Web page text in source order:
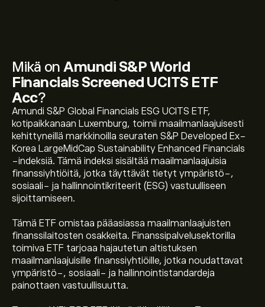
Mikä on Amundi S&P World
Financials Screened UCITS ETF
Acc?
Amundi S&P Global Financials ESG UCITS ETF,
kotipaikkanaan Luxemburg, toimii maailmanlaajuisesti
kehittyneillä markkinoilla seuraten S&P Developed Ex-
Korea LargeMidCap Sustainability Enhanced Financials
-indeksiä. Tämä indeksi sisältää maailmanlaajuisia
finanssiyhtiöitä, jotka täyttävät tietyt ympäristö-,
sosiaali- ja hallinnointikriteerit (ESG) vastuulliseen
sijoittamiseen.
Tämä ETF omistaa pääasiassa maailmanlaajuisten
finanssilaitosten osakkeita. Finanssipalvelusektorilla
toimiva ETF tarjoaa hajautetun altistuksen
maailmanlaajuisille finanssiyhtiöille, jotka noudattavat
ympäristö-, sosiaali- ja hallinnointistandardeja
painottaen vastuullisuutta.
Instrumentin WEL7.DE tämänhetkinen hinta on
23.570‎$‎